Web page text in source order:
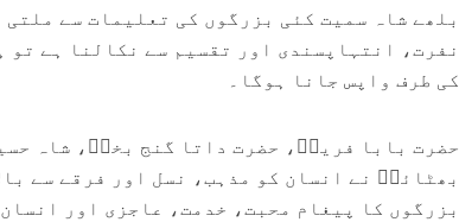
بلھے شاہ سمیت کئی بزرگوں کی تعلیمات سے
نفرت، انتہاپسندی اور تقسیم سے نکالنا ہے
کی طرف واپس جانا ہوگا۔
حضرت بابا فریدؒ، حضرت داتا گنج بخشؒ، شاہ
بھٹائیؒ نے انسان کو مذہب، نسل اور فرقے سے
بزرگوں کا پیغام محبت، خدمت، عاجزی اور